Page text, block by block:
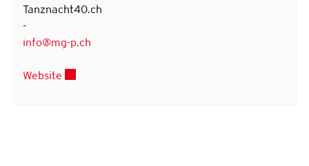
Tanznacht40.ch
-
info@mg-p.ch
Website